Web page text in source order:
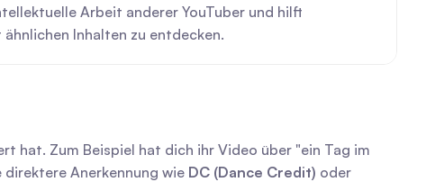
Arbeit anderer YouTuber und hilft
Inhalten zu entdecken.
hat. Zum Beispiel hat dich ihr Video über "ein Tag im
direktere Anerkennung wie DC (Dance Credit) oder